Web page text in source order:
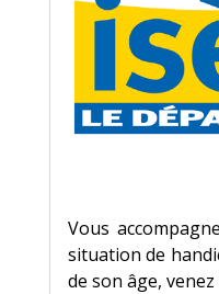
Vous
situation de
de son âge,